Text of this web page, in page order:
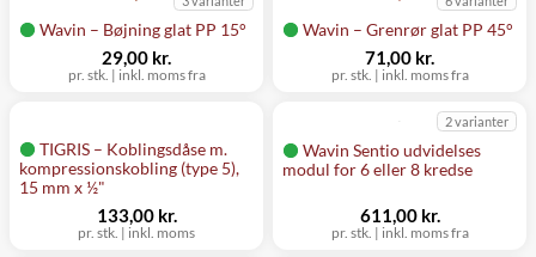
Wavin – Bøjning glat PP 15°
pr. stk. | inkl. moms fra
29,00 kr.
Wavin – Grenrør glat PP 45°
pr. stk. | inkl. moms fra
71,00 kr.
TIGRIS – Koblingsdåse m.
kompressionskobling (type 5),
15 mm x ½"
pr. stk. | inkl. moms
133,00 kr.
Wavin Sentio udvidelses
modul for 6 eller 8 kredse
2 varianter
pr. stk. | inkl. moms fra
611,00 kr.